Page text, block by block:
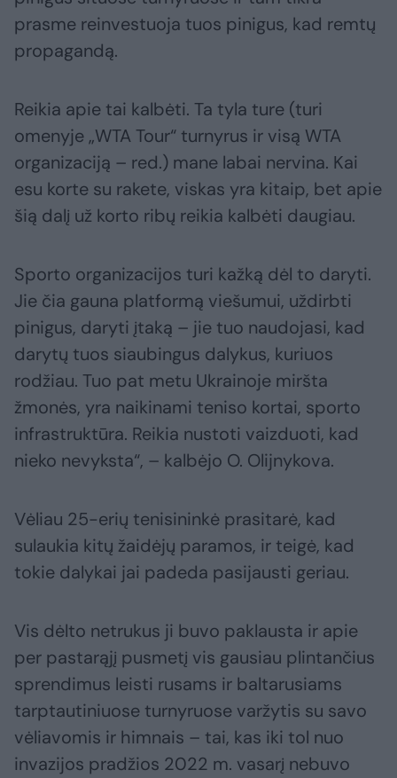
prasme reinvestuoja tuos pinigus, kad remtų
propagandą.
Reikia apie tai kalbėti. Ta tyla ture (turi
omenyje „WTA Tour“ turnyrus ir visą WTA
organizaciją – red.) mane labai nervina. Kai
esu korte su rakete, viskas yra kitaip, bet apie
šią dalį už korto ribų reikia kalbėti daugiau.
Sporto organizacijos turi kažką dėl to daryti.
Jie čia gauna platformą viešumui, uždirbti
pinigus, daryti įtaką – jie tuo naudojasi, kad
darytų tuos siaubingus dalykus, kuriuos
rodžiau. Tuo pat metu Ukrainoje miršta
žmonės, yra naikinami teniso kortai, sporto
infrastruktūra. Reikia nustoti vaizduoti, kad
nieko nevyksta“, – kalbėjo O. Olijnykova.
Vėliau 25-erių tenisininkė prasitarė, kad
sulaukia kitų žaidėjų paramos, ir teigė, kad
tokie dalykai jai padeda pasijausti geriau.
Vis dėlto netrukus ji buvo paklausta ir apie
per pastarąjį pusmetį vis gausiau plintančius
sprendimus leisti rusams ir baltarusiams
tarptautiniuose turnyruose varžytis su savo
vėliavomis ir himnais – tai, kas iki tol nuo
invazijos pradžios 2022 m. vasarį nebuvo